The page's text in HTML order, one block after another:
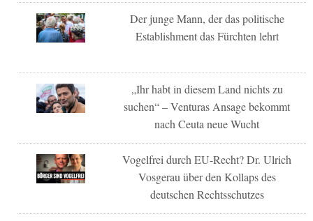
Der junge Mann, der das politische
Establishment das Fürchten lehrt
„Ihr habt in diesem Land nichts zu
suchen“ – Venturas Ansage bekommt
nach Ceuta neue Wucht
Vogelfrei durch EU-Recht? Dr. Ulrich
Vosgerau über den Kollaps des
deutschen Rechtsschutzes